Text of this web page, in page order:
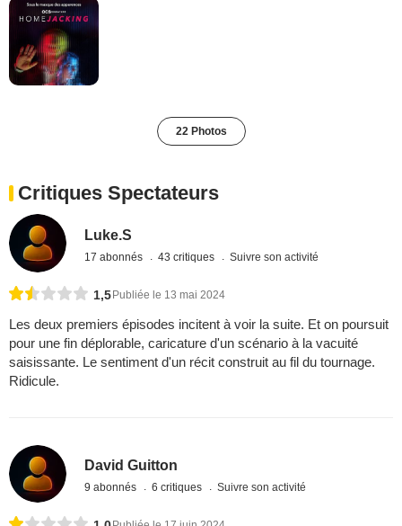
22 Photos
Critiques Spectateurs
Luke.S
17 abonnés 43 critiques Suivre son activité
1,5Publiée le 13 mai 2024
Les deux premiers épisodes incitent à voir la suite. Et on poursuit
pour une fin déplorable, caricature d'un scénario à la vacuité
saisissante. Le sentiment d'un récit construit au fil du tournage.
Ridicule.
David Guitton
9 abonnés 6 critiques Suivre son activité